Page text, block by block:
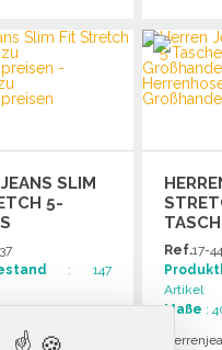
anfordern
SLIM
5-
: 147
mit gerader,
Ref.17-
Artikel
Maße :